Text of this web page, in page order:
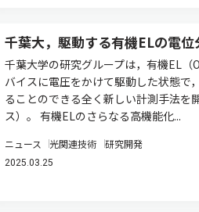
千葉大，駆動する有機ELの電
千葉大学の研究グループは，有機EL（
バイスに電圧をかけて駆動した状態で
ることのできる全く新しい計測手法を
ス）。 有機ELのさらなる高機能化...
ニュース 光関連技術 研究開発
2025.03.25